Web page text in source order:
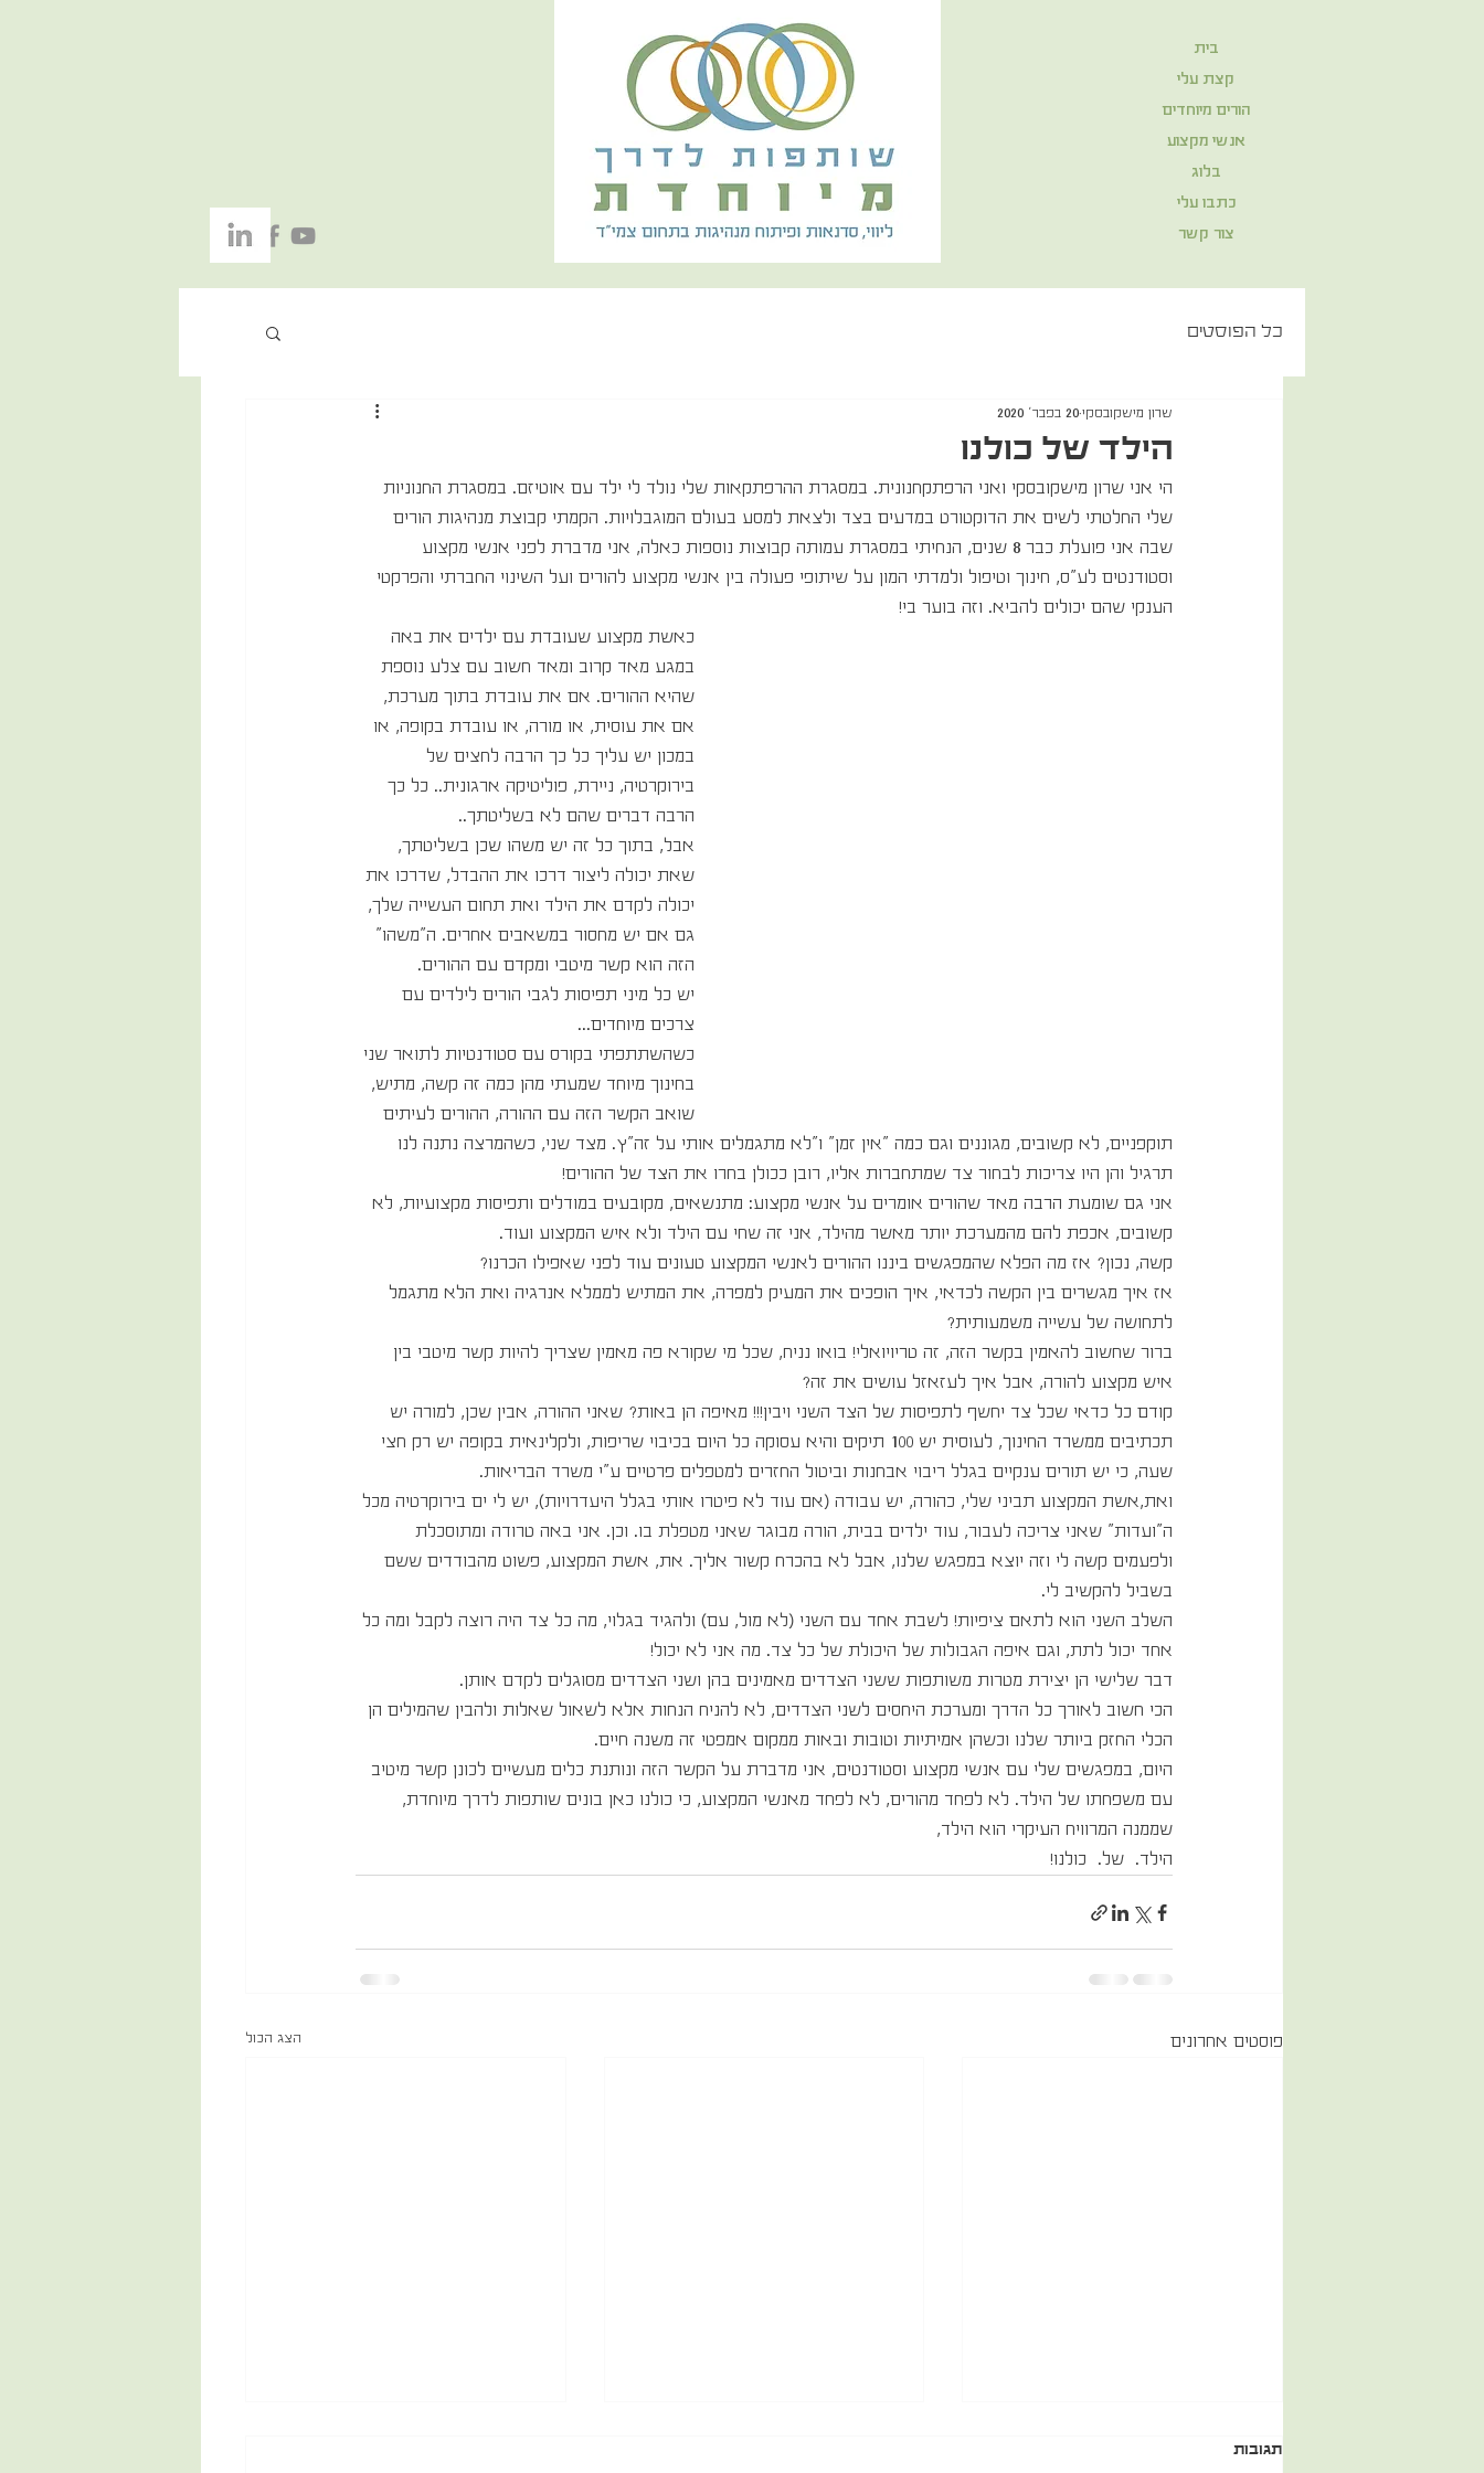
בית
קצת עלי
הורים מיוחדים
אנשי מקצוע
בלוג
כתבו עלי
צור קשר
כל הפוסטים
הילד של כולנו
שרון מישקובסקי 20 בפבר׳ 2020
הי אני שרון מישקובסקי ואני הרפתקחנונית. במסגרת ההרפתקאות שלי נולד לי ילד עם אוטיזם. במסגרת החנוניות
שלי החלטתי לשים את הדוקטורט במדעים בצד ולצאת למסע בעולם המוגבלויות. הקמתי קבוצת מנהיגות הורים
שבה אני פועלת כבר 8 שנים, הנחיתי במסגרת עמותה קבוצות נוספות כאלה, אני מדברת לפני אנשי מקצוע
וסטודנטים לע"ס, חינוך וטיפול ולמדתי המון על שיתופי פעולה בין אנשי מקצוע להורים ועל השינוי החברתי והפרקטי
הענקי שהם יכולים להביא. וזה בוער בי!
כאשת מקצוע שעובדת עם ילדים את באה
במגע מאד קרוב ומאד חשוב עם צלע נוספת
שהיא ההורים. אם את עובדת בתוך מערכת,
אם את עוסית, או מורה, או עובדת בקופה, או
במכון יש עליך כל כך הרבה לחצים של
בירוקרטיה, ניירת, פוליטיקה ארגונית.. כל כך
הרבה דברים שהם לא בשליטתך..
אבל, בתוך כל זה יש משהו שכן בשליטתך,
שאת יכולה ליצור דרכו את ההבדל, שדרכו את
יכולה לקדם את הילד ואת תחום העשייה שלך,
גם אם יש מחסור במשאבים אחרים. ה"משהו"
הזה הוא קשר מיטבי ומקדם עם ההורים.
יש כל מיני תפיסות לגבי הורים לילדים עם
צרכים מיוחדים...
כשהשתתפתי בקורס עם סטודנטיות לתואר שני
בחינוך מיוחד שמעתי מהן כמה זה קשה, מתיש,
שואב הקשר הזה עם ההורה, ההורים לעיתים
תוקפניים, לא קשובים, מגוננים וגם כמה "אין זמן" ו"לא מתגמלים אותי על זה"ץ. מצד שני, כשהמרצה נתנה לנו
תרגיל והן היו צריכות לבחור צד שמתחברות אליו, רובן ככולן בחרו את הצד של ההורים!
אני גם שומעת הרבה מאד שהורים אומרים על אנשי מקצוע: מתנשאים, מקובעים במודלים ותפיסות מקצועיות, לא
קשובים, אכפת להם מהמערכת יותר מאשר מהילד, אני זה שחי עם הילד ולא איש המקצוע ועוד.
קשה, נכון? אז מה הפלא שהמפגשים ביננו ההורים לאנשי המקצוע טעונים עוד לפני שאפילו הכרנו?
אז איך מגשרים בין הקשה לכדאי, איך הופכים את המעיק למפרה, את המתיש לממלא אנרגיה ואת הלא מתגמל
לתחושה של עשייה משמעותית?
ברור שחשוב להאמין בקשר הזה, זה טריויואלי! בואו נניח, שכל מי שקורא פה מאמין שצריך להיות קשר מיטבי בין
איש מקצוע להורה, אבל איך לעזאזל עושים את זה?
קודם כל כדאי שכל צד יחשף לתפיסות של הצד השני ויבין!!! מאיפה הן באות? שאני ההורה, אבין שכן, למורה יש
תכתיבים ממשרד החינוך, לעוסית יש 100 תיקים והיא עסוקה כל היום בכיבוי שריפות, ולקלינאית בקופה יש רק חצי
שעה, כי יש תורים ענקיים בגלל ריבוי אבחנות וביטול החזרים למטפלים פרטיים ע"י משרד הבריאות.
ואת,אשת המקצוע תביני שלי, כהורה, יש עבודה (אם עוד לא פיטרו אותי בגלל היעדרויות), יש לי ים בירוקרטיה מכל
ה"ועדות" שאני צריכה לעבור, עוד ילדים בבית, הורה מבוגר שאני מטפלת בו. וכן. אני באה טרודה ומתוסכלת
ולפעמים קשה לי וזה יוצא במפגש שלנו, אבל לא בהכרח קשור אליך. את, אשת המקצוע, פשוט מהבודדים ששם
בשביל להקשיב לי.
השלב השני הוא לתאם ציפיות! לשבת אחד עם השני (לא מול, עם) ולהגיד בגלוי, מה כל צד היה רוצה לקבל ומה כל
אחד יכול לתת, וגם איפה הגבולות של היכולת של כל צד. מה אני לא יכול!
דבר שלישי הן יצירת מטרות משותפות ששני הצדדים מאמינים בהן ושני הצדדים מסוגלים לקדם אותן.
הכי חשוב לאורך כל הדרך ומערכת היחסים לשני הצדדים, לא להניח הנחות אלא לשאול שאלות ולהבין שהמילים הן
הכלי החזק ביותר שלנו וכשהן אמיתיות וטובות ובאות ממקום אמפטי זה משנה חיים.
היום, במפגשים שלי עם אנשי מקצוע וסטודנטים, אני מדברת על הקשר הזה ונותנת כלים מעשיים לכונן קשר מיטיב
עם משפחתו של הילד. לא לפחד מהורים, לא לפחד מאנשי המקצוע, כי כולנו כאן בונים שותפות לדרך מיוחדת,
שממנה המרוויח העיקרי הוא הילד,
הילד.  של.  כולנו!
פוסטים אחרונים הצג הכול
תגובות